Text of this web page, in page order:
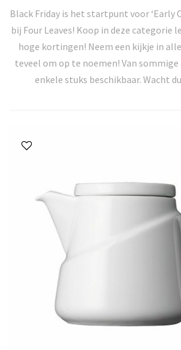
Black Friday is het startpunt voor ‘Early
bij Four Leaves! Koop in deze categorie
hoge kortingen! Neem een kijkje in
teveel om op te noemen! Van
enkele stuks beschikbaar. Wacht